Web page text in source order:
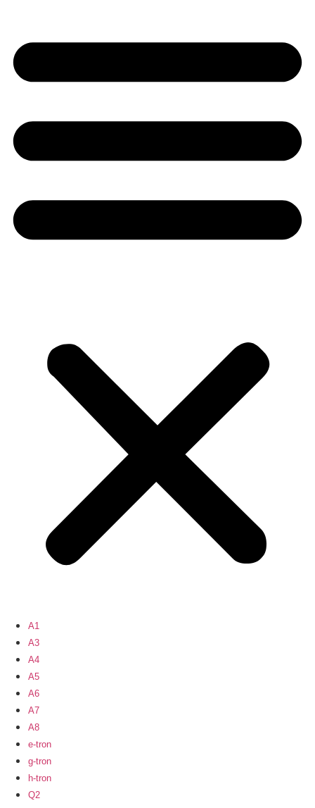
A1
A3
A4
A5
A6
A7
A8
e-tron
g-tron
h-tron
Q2